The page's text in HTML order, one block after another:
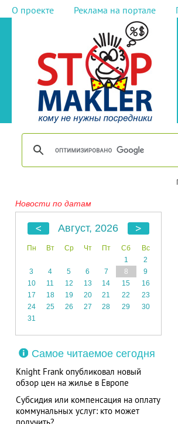
О проекте Реклама на портале
Новости по датам
Август, 2026
Пн Вт Ср Чт Пт Сб
Вс
1
2
3
4 5 6 7 8
9
10
11 12 13 14 15
16
17
18 19 20 21 22
23
24
25 26 27 28 29
30
31
Самое читаемое сегодня
Knight Frank опубликовал новый
обзор цен на жилье в Европе
Субсидия или компенсация на оплату
коммунальных услуг: кто может